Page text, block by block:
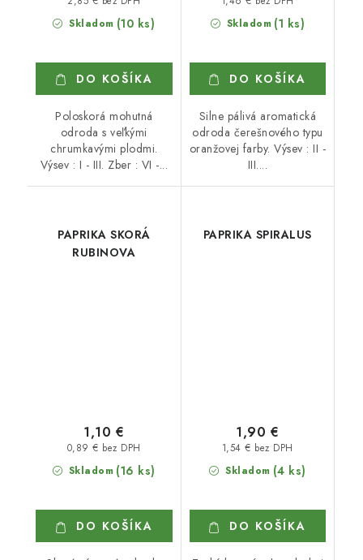
Skladom (10 ks)
DO KOŠÍKA
Poloskorá mohutná
odroda s veľkými
chrumkavými plodmi.
Výsev : I - III. Zber : VI -...
Skladom (1 ks)
DO KOŠÍKA
Silne pálivá aromatická
odroda čerešnového typu
oranžovej farby. Výsev : II -
III....
PAPRIKA SKORÁ
RUBINOVA
Skladom (16 ks)
0,89 € bez DPH
1,10 €
DO KOŠÍKA
PAPRIKA SPIRALUS
Skladom (4 ks)
1,54 € bez DPH
1,90 €
DO KOŠÍKA